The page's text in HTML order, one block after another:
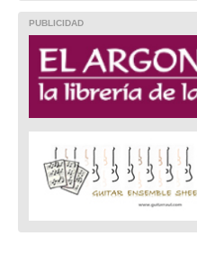
PUBLICIDAD